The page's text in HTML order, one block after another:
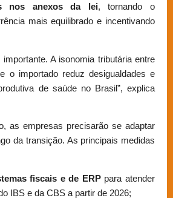
nos anexos da lei, tornando o
mais equilibrado e incentivando
A isonomia tributária entre
o importado reduz desigualdades e
de saúde no Brasil”, explica
as empresas precisarão se adaptar
da transição. As principais medidas
fiscais e de ERPpara atender
IBS e da CBS a partir de 2026;